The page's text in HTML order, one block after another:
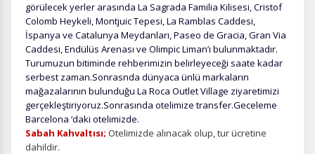
görülecek yerler arasında La Sagrada Familia Kilisesi, Cristof
Colomb Heykeli, Montjuic Tepesi, La Ramblas Caddesi,
İspanya ve Catalunya Meydanları, Paseo de Gracia, Gran Via
Caddesi, Endülüs Arenası ve Olimpic Liman’ı bulunmaktadır.
Turumuzun bitiminde rehberimizin belirleyeceği saate kadar
serbest zaman.Sonrasnda dünyaca ünlü markaların
mağazalarının bulunduğu La Roca Outlet Village ziyaretimizi
gerçekleştiriyoruz.Sonrasında otelimize transfer.Geceleme
Barcelona ‘daki otelimizde.
Sabah Kahvaltısı; Otelimizde alınacak olup, tur ücretine
dahildir.